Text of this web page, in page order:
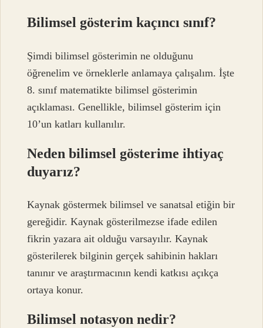
Bilimsel gösterim kaçıncı sınıf?
Şimdi bilimsel gösterimin ne olduğunu
öğrenelim ve örneklerle anlamaya çalışalım. İşte
8. sınıf matematikte bilimsel gösterimin
açıklaması. Genellikle, bilimsel gösterim için
10’un katları kullanılır.
Neden bilimsel gösterime ihtiyaç
duyarız?
Kaynak göstermek bilimsel ve sanatsal etiğin bir
gereğidir. Kaynak gösterilmezse ifade edilen
fikrin yazara ait olduğu varsayılır. Kaynak
gösterilerek bilginin gerçek sahibinin hakları
tanınır ve araştırmacının kendi katkısı açıkça
ortaya konur.
Bilimsel notasyon nedir?